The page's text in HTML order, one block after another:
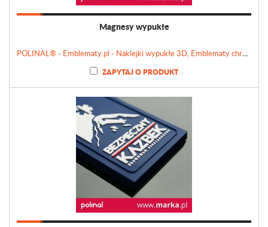
Magnesy wypukłe
POLINAL® - Emblematy.pl - Naklejki wypukłe 3D, Emblematy chromowane, Tabliczki, Etykiety
ZAPYTAJ O PRODUKT